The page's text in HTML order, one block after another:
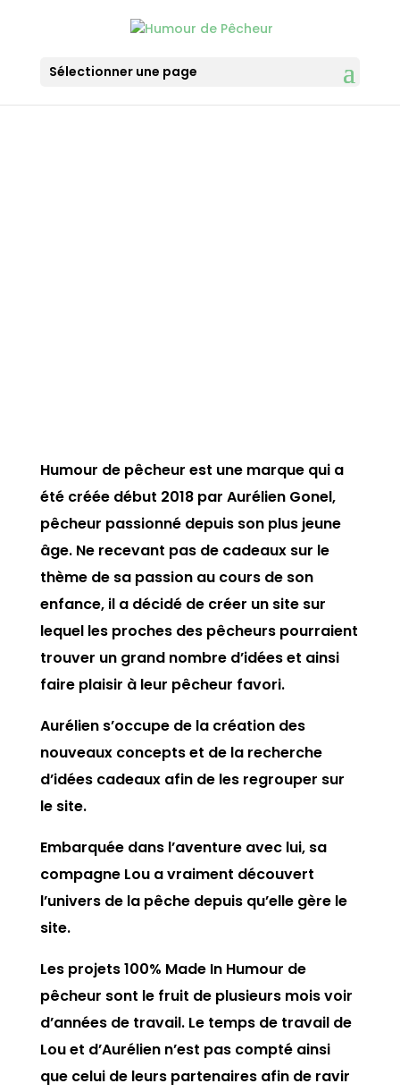
Sélectionner une page
Humour de pêcheur est une marque qui a
été créée début 2018 par Aurélien Gonel,
pêcheur passionné depuis son plus jeune
âge. Ne recevant pas de cadeaux sur le
thème de sa passion au cours de son
enfance, il a décidé de créer un site sur
lequel les proches des pêcheurs pourraient
trouver un grand nombre d’idées et ainsi
faire plaisir à leur pêcheur favori.
Aurélien s’occupe de la création des
nouveaux concepts et de la recherche
d’idées cadeaux afin de les regrouper sur
le site.
Embarquée dans l’aventure avec lui, sa
compagne Lou a vraiment découvert
l’univers de la pêche depuis qu’elle gère le
site.
Les projets 100% Made In Humour de
pêcheur sont le fruit de plusieurs mois voir
d’années de travail. Le temps de travail de
Lou et d’Aurélien n’est pas compté ainsi
que celui de leurs partenaires afin de ravir